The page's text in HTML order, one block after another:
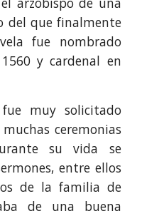
del que finalmente
fue nombrado
y cardenal en
fue muy solicitado
ceremonias
su vida se
entre ellos
de la familia de
de una buena